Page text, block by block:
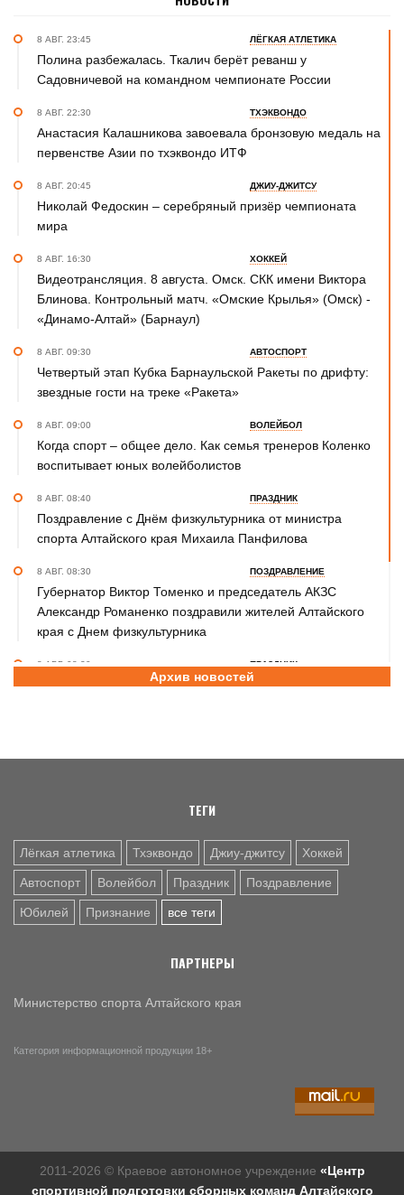
8 АВГ. 23:45 ЛЁГКАЯ АТЛЕТИКА
Полина разбежалась. Ткалич берёт реванш у
Садовничевой на командном чемпионате России
8 АВГ. 22:30 ТХЭКВОНДО
Анастасия Калашникова завоевала бронзовую медаль на
первенстве Азии по тхэквондо ИТФ
8 АВГ. 20:45 ДЖИУ-ДЖИТСУ
Николай Федоскин – серебряный призёр чемпионата
мира
8 АВГ. 16:30 ХОККЕЙ
Видеотрансляция. 8 августа. Омск. СКК имени Виктора
Блинова. Контрольный матч. «Омские Крылья» (Омск) -
«Динамо-Алтай» (Барнаул)
8 АВГ. 09:30 АВТОСПОРТ
Четвертый этап Кубка Барнаульской Ракеты по дрифту:
звездные гости на треке «Ракета»
8 АВГ. 09:00 ВОЛЕЙБОЛ
Когда спорт – общее дело. Как семья тренеров Коленко
воспитывает юных волейболистов
8 АВГ. 08:40 ПРАЗДНИК
Поздравление с Днём физкультурника от министра
спорта Алтайского края Михаила Панфилова
8 АВГ. 08:30 ПОЗДРАВЛЕНИЕ
Губернатор Виктор Томенко и председатель АКЗС
Александр Романенко поздравили жителей Алтайского
края с Днем физкультурника
8 АВГ. 08:20 ПРАЗДНИК
Поздравление с Днем физкультурника от министра
Базовый элемент. Александру Городову - 70 лет
Архив новостей
ТЕГИ
Лёгкая атлетика Тхэквондо Джиу-джитсу Хоккей
Автоспорт Волейбол Праздник Поздравление
Юбилей Признание все теги
ПАРТНЕРЫ
Министерство спорта Алтайского края
Категория информационной продукции 18+
2011-2026 © Краевое автономное учреждение «Центр
спортивной подготовки сборных команд Алтайского